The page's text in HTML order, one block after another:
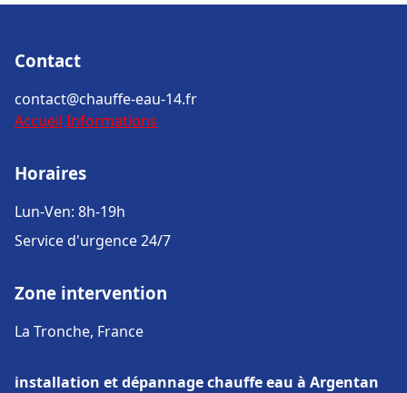
Contact
contact@chauffe-eau-14.fr
Accueil Informations
Horaires
Lun-Ven: 8h-19h
Service d'urgence 24/7
Zone intervention
La Tronche, France
installation et dépannage chauffe eau à Argentan